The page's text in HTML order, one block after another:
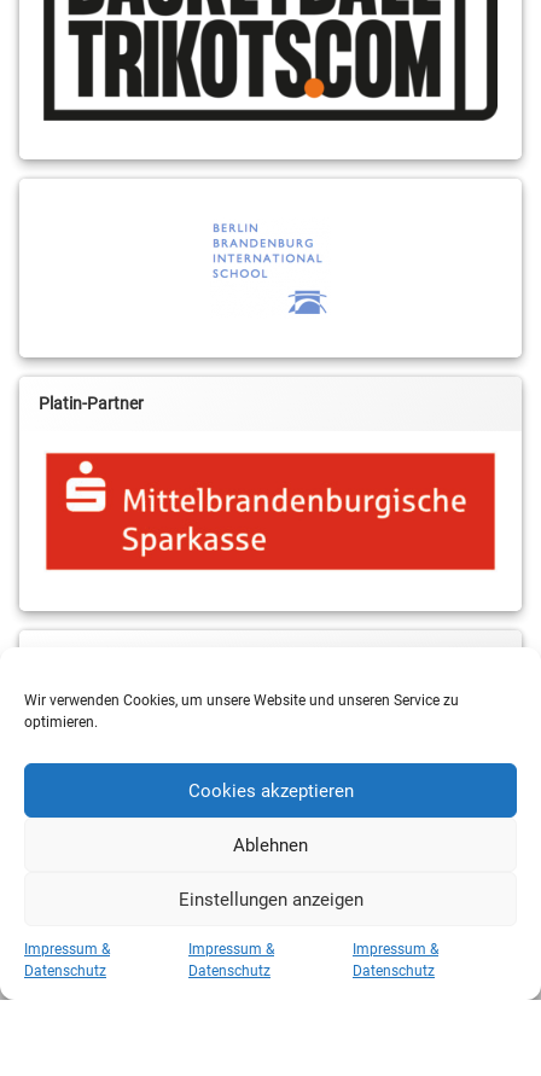
Wir verwenden Cookies, um unsere Website und unseren Service zu
optimieren.
Cookies akzeptieren
Ablehnen
Einstellungen anzeigen
Impressum &
Datenschutz
Impressum &
Datenschutz
Impressum &
Datenschutz
Platin-Partner
Kategorien